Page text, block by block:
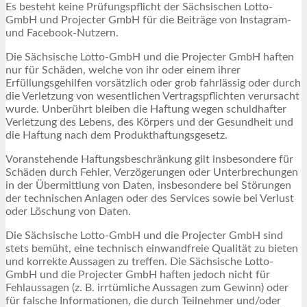
Es besteht keine Prüfungspflicht der Sächsischen Lotto-
GmbH und Projecter GmbH für die Beiträge von Instagram-
und Facebook-Nutzern.
Die Sächsische Lotto-GmbH und die Projecter GmbH haften
nur für Schäden, welche von ihr oder einem ihrer
Erfüllungsgehilfen vorsätzlich oder grob fahrlässig oder durch
die Verletzung von wesentlichen Vertragspflichten verursacht
wurde. Unberührt bleiben die Haftung wegen schuldhafter
Verletzung des Lebens, des Körpers und der Gesundheit und
die Haftung nach dem Produkthaftungsgesetz.
Voranstehende Haftungsbeschränkung gilt insbesondere für
Schäden durch Fehler, Verzögerungen oder Unterbrechungen
in der Übermittlung von Daten, insbesondere bei Störungen
der technischen Anlagen oder des Services sowie bei Verlust
oder Löschung von Daten.
Die Sächsische Lotto-GmbH und die Projecter GmbH sind
stets bemüht, eine technisch einwandfreie Qualität zu bieten
und korrekte Aussagen zu treffen. Die Sächsische Lotto-
GmbH und die Projecter GmbH haften jedoch nicht für
Fehlaussagen (z. B. irrtümliche Aussagen zum Gewinn) oder
für falsche Informationen, die durch Teilnehmer und/oder